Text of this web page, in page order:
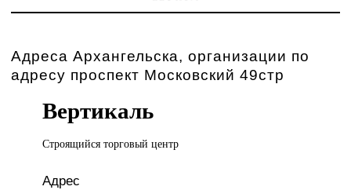
Адреса Архангельска, организации по
адресу проспект Московский 49стр
Вертикаль
Строящийся торговыйцентр
Адрес